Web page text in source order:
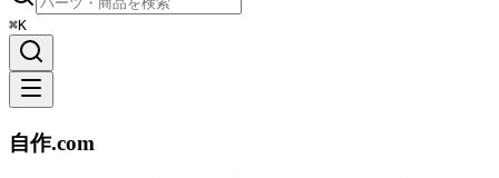
⌘K
自作.com